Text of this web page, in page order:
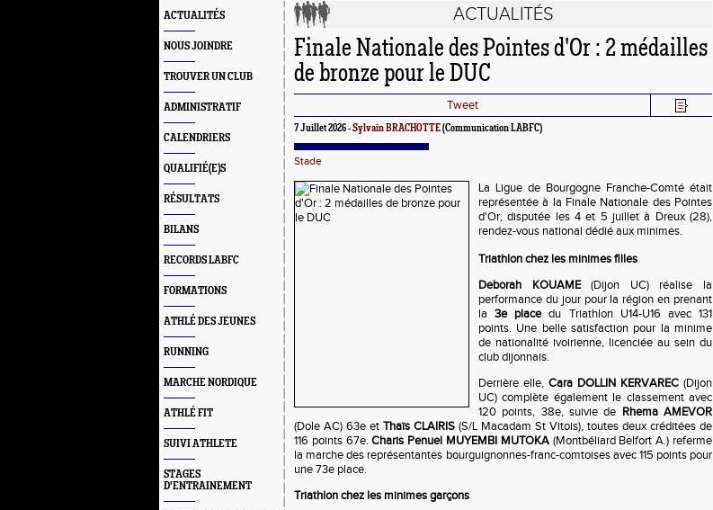
ACTUALITÉS
NOUS JOINDRE
TROUVER UN CLUB
ADMINISTRATIF
CALENDRIERS
QUALIFIÉ(E)S
RÉSULTATS
BILANS
RECORDS LABFC
FORMATIONS
ATHLÉ DES JEUNES
RUNNING
MARCHE NORDIQUE
ATHLÉ FIT
SUIVI ATHLETE
STAGES
D'ENTRAINEMENT
ACTUALITÉS
Finale Nationale des Pointes d'Or : 2 médailles
de bronze pour le DUC
Tweet
7 Juillet 2026 -Sylvain BRACHOTTE(Communication LABFC)
Stade
La Ligue de Bourgogne Franche-Comté était
représentée à la Finale Nationale des Pointes
d'Or, disputée les 4 et 5 juillet à Dreux (28),
rendez-vous national dédié aux minimes.
Triathlon chez les minimes filles
Deborah KOUAME(Dijon UC) réalise la
performance du jour pour la région en prenant
la3e placedu Triathlon U14-U16 avec 131
points. Une belle satisfaction pour la minime
de nationalité ivoirienne, licenciée au sein du
club dijonnais.
Derrière elle, Cara DOLLIN KERVAREC (Dijon
UC) complète également le classement avec
120 points, 38e, suivie de Rhema AMEVOR
(Dole AC) 63e et Thaïs CLAIRIS (S/L Macadam St Vitois), toutes deux créditées de
116 points 67e.Charis Penuel MUYEMBI MUTOKA(Montbéliard Belfort A.) referme
la marche des représentantes bourguignonnes-franc-comtoises avec 115 points pour
une 73e place.
Triathlon chez les minimes garçons